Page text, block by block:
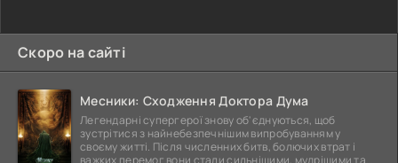
Скоро на сайті
Месники: Сходження Доктора Дума
Легендарні супергерої знову об'єднуються, щоб
зустрітися з найнебезпечнішим випробуванням у
своєму житті. Після численних битв, болючих втрат і
важких перемог вони стали сильнішими, мудрішими та